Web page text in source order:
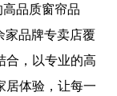
品质窗帘品
家品牌专卖店覆
合，以专业的高
居体验，让每一